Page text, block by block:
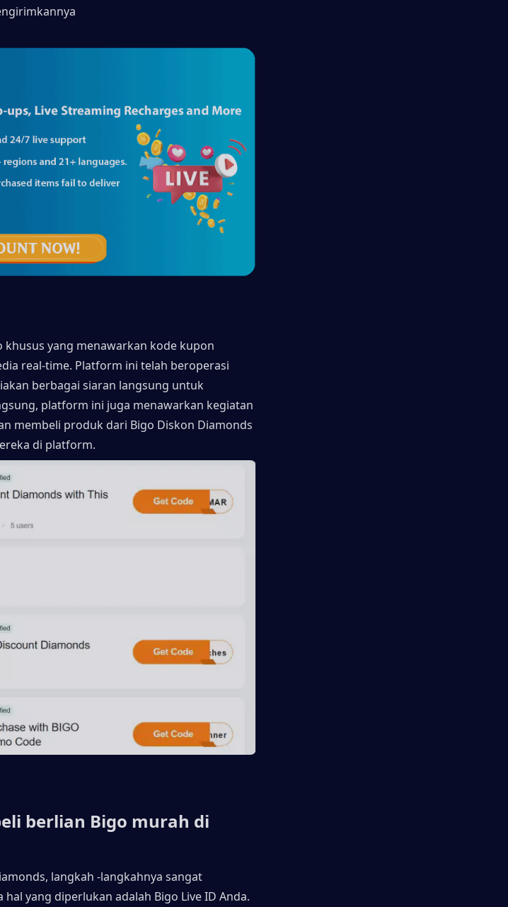
yang menawarkan kode kupon
real-time. Platform ini telah beroperasi
berbagai siaran langsung untuk
platform ini juga menawarkan kegiatan
membeli produk dari Bigo Diskon Diamonds
di platform.
berlian Bigo murah di
langkah -langkahnya sangat
yang diperlukan adalah Bigo Live ID Anda.